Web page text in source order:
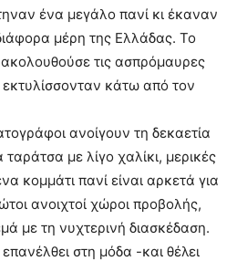
ένα μεγάλο πανί κι έκαναν
μέρη της Ελλάδας. Το
τις ασπρόμαυρες
εκτυλίσσονταν κάτω από τον
ανοίγουν τη δεκαετία
με λίγο χαλίκι, μερικές
κομμάτι πανί είναι αρκετά για
ανοιχτοί χώροι προβολής,
με τη νυχτερινή διασκέδαση.
στη μόδα -και θέλει